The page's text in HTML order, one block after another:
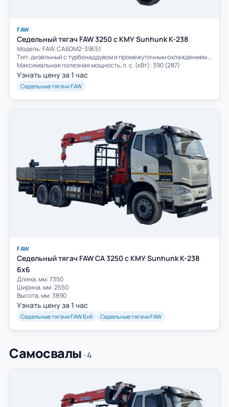
FAW
Седельный тягач FAW 3250 с КМУ Sunhunk K-238
Модель: FAW, CA6DM2-39E51
Тип: дизельный с турбонаддувом и промежуточным охлаждением воздуха
Максимальная полезная мощность, л. с. (кВт): 390 (287)
Узнать цену за 1 час
Седельные тягачи FAW
FAW
Седельный тягач FAW CA 3250 c КМУ Sunhunk K-238
6х6
Длина, мм: 7350
Ширина, мм: 2550
Высота, мм: 3890
Узнать цену за 1 час
Седельные тягачи FAW 6х6 Седельные тягачи FAW
Самосвалы · 4